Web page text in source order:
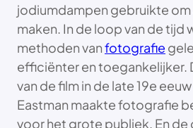
jodiumdampen gebruikte
maken. In de loop van de tijd
methoden vanfotografie
efficiënter en toegankelijker.
van de film in de late 19e
Eastman maakte fotografie
voor het grote publiek. En de